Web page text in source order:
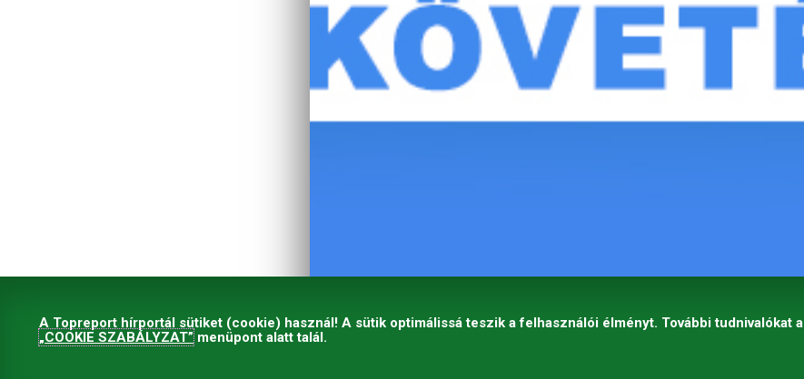
A Topreport hírportál sütiket (cookie) használ! A sütik optimálissá teszik a felhasználói élményt. További tudnivalókat a
„COOKIE SZABÁLYZAT”menüpont alatt talál.